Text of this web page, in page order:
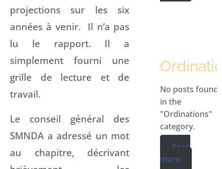
projections sur les six
années à venir. Il n’a pas
lu le rapport. Il a
simplement fourni une
grille de lecture et de
travail.
Le conseil général des
SMNDA a adressé un mot
au chapitre, décrivant
No posts found
in the
"Ordinations"
category.
Read
more